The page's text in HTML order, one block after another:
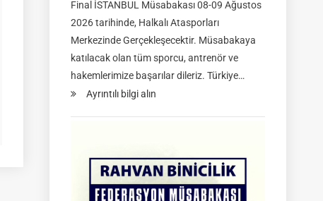
Final İSTANBUL Müsabakası 08-09 Ağustos
2026 tarihinde, Halkalı Atasporları
Merkezinde Gerçekleşecektir. Müsabakaya
katılacak olan tüm sporcu, antrenör ve
hakemlerimize başarılar dileriz. Türkiye…
Ayrıntılı bilgi alın
Okçuluk
Türkiye